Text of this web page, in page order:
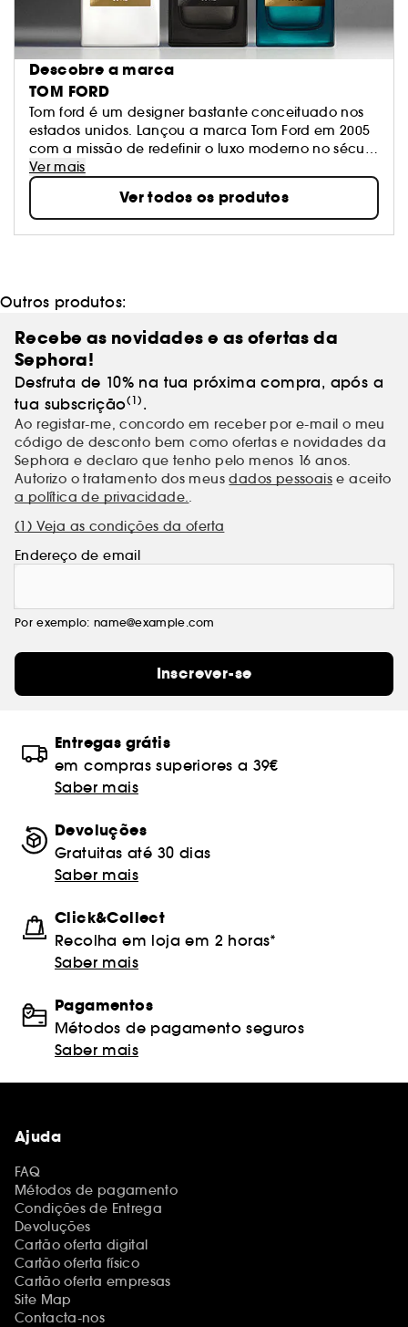
Descobre a marca
TOM FORD
Tom ford é um designer bastante conceituado nos
estados unidos. Lançou a marca Tom Ford em 2005
com a missão de redefinir o luxo moderno no século
XXI. Todas as coleções de moda masculina e
feminina, acessórios, óculos e cosmética Tom Ford
são sinónimo de sensualidade, elegância
intemporal, luxo, qualidade e serviço personalizado
extraordinário. A coleção private blend de Tom Ford
destacam-se do convencional na hora de fabricar
perfumes. A mestria artesanal funde-se com os mais
extraordinários ingredientes, numa interpretação
visionária das notas mais finas no mundo da
perfumaria.
Ver mais
Ver todos os produtos
Outros produtos:
Recebe as novidades e as ofertas da
Sephora!
Desfruta de 10% na tua próxima compra, após a
tua subscrição(1) .
Ao registar-me, concordo em receber por e-mail o meu
código de desconto bem como ofertas e novidades da
Sephora e declaro que tenho pelo menos 16 anos.
Autorizo o tratamento dos meusdados pessoais e aceito
a política de privacidade..
(1) Veja as condições da oferta
Endereço de email
Por exemplo: name@example.com
Inscrever-se
Entregas grátis
em compras superiores a 39€
Saber mais
Devoluções
Gratuitas até 30 dias
Saber mais
Click&Collect
Recolha em loja em 2 horas*
Saber mais
Pagamentos
Métodos de pagamento seguros
Saber mais
Ajuda
FAQ
Métodos de pagamento
Condições de Entrega
Devoluções
Cartão oferta digital
Cartão oferta físico
Cartão oferta empresas
Site Map
Contacta-nos